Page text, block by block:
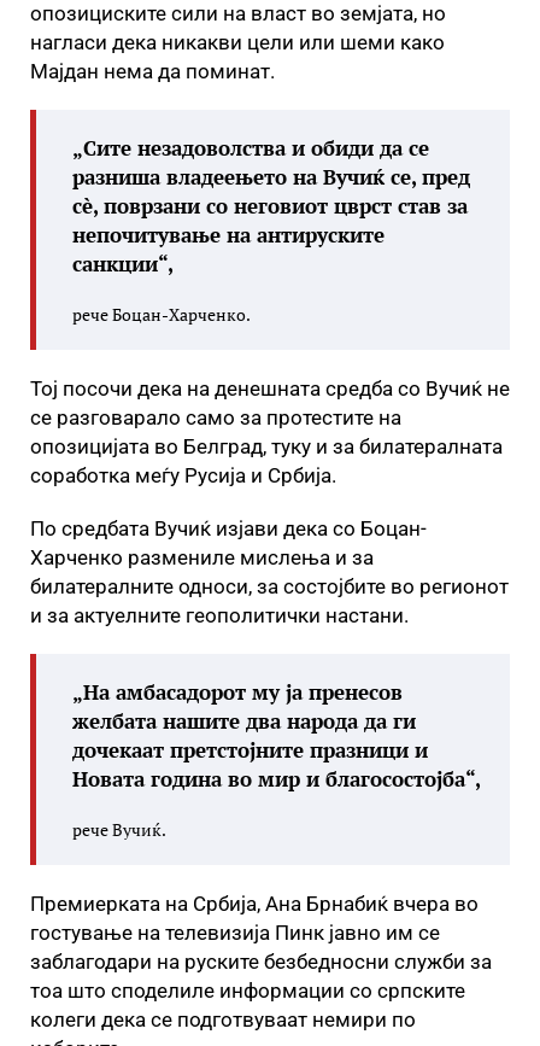
опозициските сили на власт во земјата, но
нагласи дека никакви цели или шеми како
Мајдан нема да поминат.
„Сите незадоволства и обиди да се
разниша владеењето на Вучиќ се, пред
сè, поврзани со неговиот цврст став за
непочитување на антируските
санкции“,
рече Боцан-Харченко.
Тој посочи дека на денешната средба со Вучиќ не
се разговарало само за протестите на
опозицијата во Белград, туку и за билатералната
соработка меѓу Русија и Србија.
По средбата Вучиќ изјави дека со Боцан-
Харченко размениле мислења и за
билатералните односи, за состојбите во регионот
и за актуелните геополитички настани.
„На амбасадорот му ја пренесов
желбата нашите два народа да ги
дочекаат претстојните празници и
Новата година во мир и благосостојба“,
рече Вучиќ.
Премиерката на Србија, Ана Брнабиќ вчера во
гостување на телевизија Пинк јавно им се
заблагодари на руските безбедносни служби за
тоа што споделиле информации со српските
колеги дека се подготвуваат немири по